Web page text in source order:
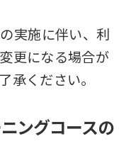
実施に伴い、利
更になる場合が
承ください。
ングコースの